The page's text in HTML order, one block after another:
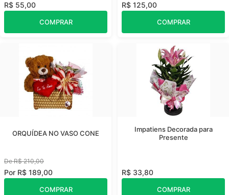
R$ 55,00
COMPRAR
R$ 125,00
COMPRAR
ORQUÍDEA NO VASO CONE
De R$ 210,00
Por R$ 189,00
COMPRAR
Impatiens Decorada para
Presente
R$ 33,80
COMPRAR